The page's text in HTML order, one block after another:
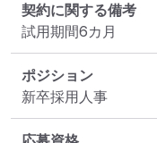
契約に関する備考
試用期間6カ月
ポジション
新卒採用人事